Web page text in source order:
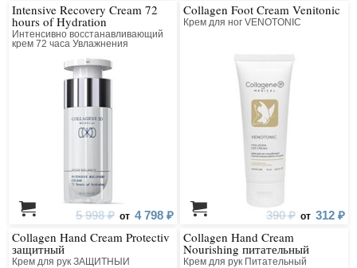
Intensive Recovery Cream 72
hours of Hydration
Интенсивно восстанавливающий
крем 72 часа Увлажнения
5 998 ₽ от 4 798 ₽
Collagen Foot Cream Venitonic
Крем для ног VENOTONIC
390 ₽ от 312 ₽
Collagen Hand Cream Protectiv
защитный
Крем для рук ЗАЩИТНЫЙ
Collagen Hand Cream
Nourishing питательный
Крем для рук Питательный